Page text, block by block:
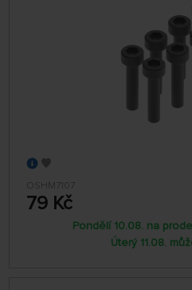
OSHM7107
79 Kč
Pondělí 10.08. na
Úterý 11.08.